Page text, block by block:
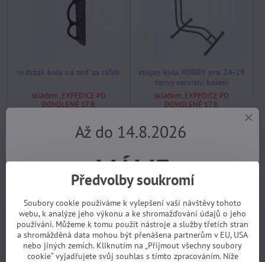
skladem, EXPEDICE PO
DOVOLENÉ 17.8.
Koupit
skladem, EXPEDICE PO
DOVOLENÉ 17.8.
Koupit
Potřebujete poradit?
+420 725 729 111
tomas​@velofiala​.cz
Předvolby soukromí
Soubory cookie používáme k vylepšení vaší návštěvy tohoto
webu, k analýze jeho výkonu a ke shromažďování údajů o jeho
používání. Můžeme k tomu použít nástroje a služby třetích stran
a shromážděná data mohou být přenášena partnerům v EU, USA
nebo jiných zemích. Kliknutím na „Přijmout všechny soubory
cookie“ vyjadřujete svůj souhlas s tímto zpracováním. Níže
Až do 14.8.2026
MÁME
DOVOLENOU.
Objednávky z e-shopu budeme